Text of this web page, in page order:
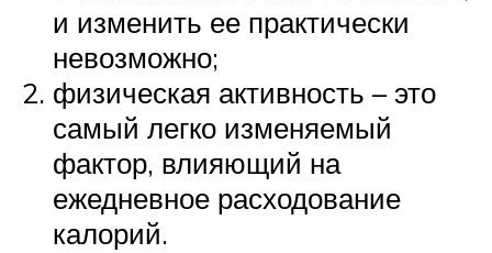
и изменить ее практически
невозможно;
физическая активность – это
самый легко изменяемый
фактор, влияющий на
ежедневное расходование
калорий.